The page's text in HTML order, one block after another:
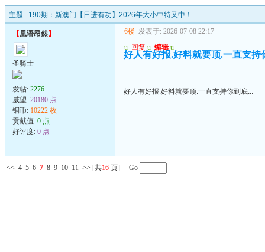
主题 : 190期：新澳门【日进有功】2026年大小中特又中！
【凰语昂然】
圣骑士
发帖: 2276
威望: 20180 点
铜币: 10222 枚
贡献值: 0 点
好评度: 0 点
6楼 发表于: 2026-07-08 22:17
u 回复 u 编辑 u
好人有好报.好料就要顶.一直支持
好人有好报.好料就要顶.一直支持你到底...
<< 4 5 6 7 8 9 10 11 >> [共16 页] Go